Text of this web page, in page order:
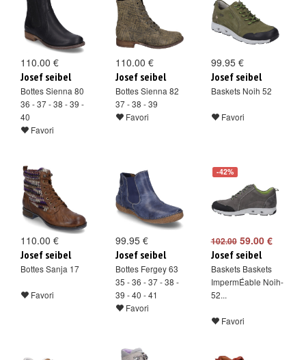
110.00 €
Josef seibel
Bottes Sienna 80
36 - 37 - 38 - 39 -
40
Favori
110.00 €
Josef seibel
Bottes Sienna 82
37 - 38 - 39
Favori
99.95 €
Josef seibel
Baskets Noih 52
Favori
110.00 €
Josef seibel
Bottes Sanja 17
Favori
99.95 €
Josef seibel
Bottes Fergey 63
35 - 36 - 37 - 38 -
39 - 40 - 41
Favori
-42%
102.0059.00 €
Josef seibel
Baskets Baskets
ImpermÉable Noih-
52...
Favori